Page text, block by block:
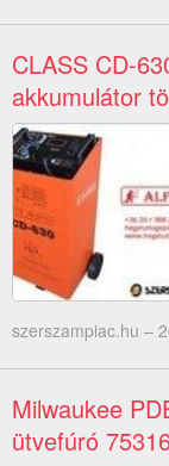
CLASS CD-
akkumulátor
szerszampiac.hu –
Milwaukee
ütvefúró